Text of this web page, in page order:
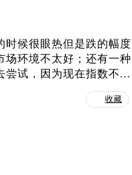
时候很眼热但是跌的幅度
场环境不太好；还有一种
尝试，因为现在指数不...
收藏